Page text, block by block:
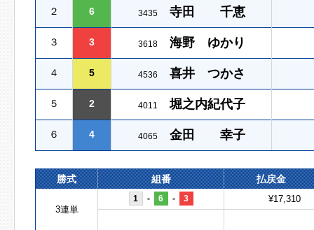
２ 6 3435 寺田 千恵
３ 3 3618 海野 ゆかり
４ 5 4536 喜井 つかさ
５ 2 4011 堀之内紀代子
６ 4 4065 金田 幸子
勝式 組番 払戻金
3連単
1 - 6 - 3 ¥17,310